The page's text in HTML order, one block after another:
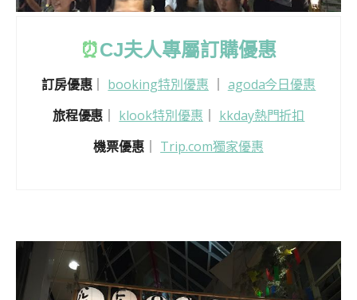
⏰CJ夫人專屬訂購優惠
訂房優惠｜ booking特別優惠
agoda今日優惠
旅程優惠
klook特別優惠
kkday熱門折扣
機票優惠
Trip.com獨家優惠